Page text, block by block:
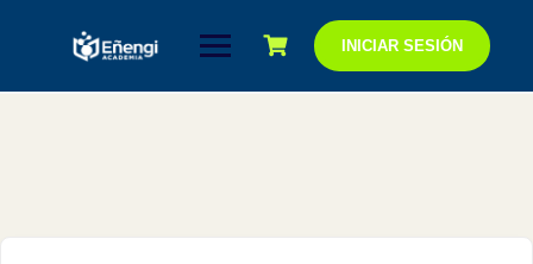
INICIAR SESIÓN